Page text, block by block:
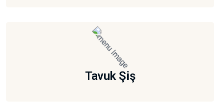
Tavuk Şiş